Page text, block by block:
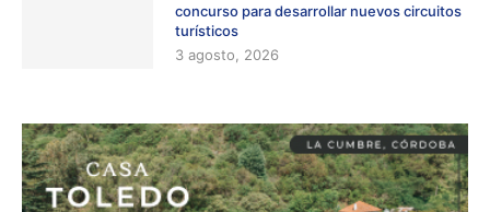
concurso para desarrollar nuevos circuitos
turísticos
3 agosto, 2026